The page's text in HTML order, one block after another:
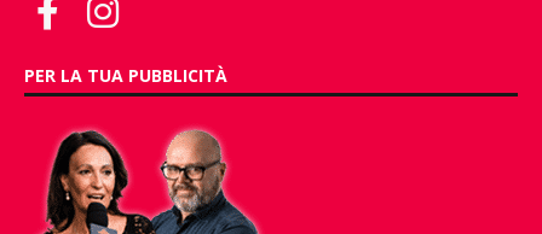
PER LA TUA PUBBLICITÀ